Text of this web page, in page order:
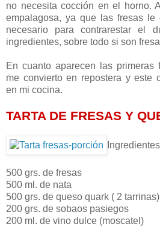
no necesita cocción en el horno.
empalagosa, ya que las fresas
necesario para contrarestar el
ingredientes, sobre todo si son
En cuanto aparecen las primeras
me convierto en repostera y este
en mi cocina.
TARTA DE FRESAS Y
500 grs. de fresas
500 ml. de nata
500 grs. de queso quark ( 2 tarrinas)
200 grs. de sobaos pasiegos
200 ml. de vino dulce (moscatel)